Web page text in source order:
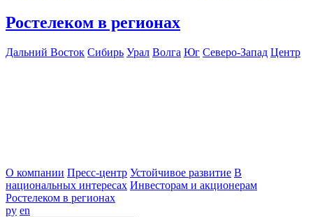
Ростелеком в регионах
Дальний Восток Сибирь Урал Волга Юг Северо-Запад Центр
О компании Пресс-центр Устойчивое развитие В
национальных интересах Инвесторам и акционерам
Ростелеком в регионах
ру en